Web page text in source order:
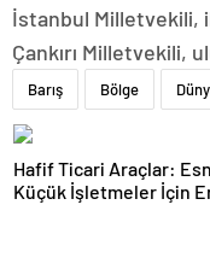
İstanbul Milletvekili,
Çankırı Milletvekili,
Barış Bölge
Hafif Ticari Araçlar:
Küçük İşletmeler İçin